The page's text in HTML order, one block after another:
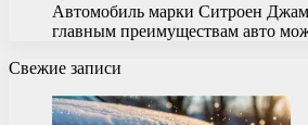
Автомобиль марки Ситроен
главным преимуществам авто
Свежие записи